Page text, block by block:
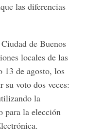
las diferencias
de Buenos
locales de las
13 de agosto, los
su voto dos veces:
la
para la elección